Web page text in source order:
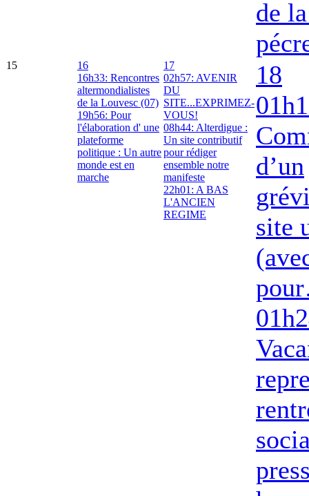
de
15
16
16h33: Rencontres
altermondialistes
de la Louvesc (07)
19h56: Pour
l'élaboration d' une
plateforme
politique : Un autre
monde est en
marche
17
02h57: AVENIR
DU
SITE...EXPRIMEZ-
VOUS!
08h44: Alterdigue :
Un site contributif
pour rédiger
ensemble notre
manifeste
22h01: A BAS
L'ANCIEN
REGIME
18
d’un
site